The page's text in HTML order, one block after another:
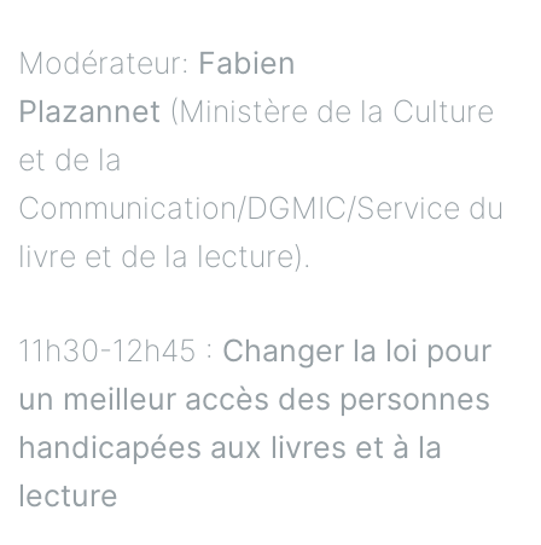
Modérateur: Fabien
Plazannet (Ministère de la Culture
et de la
Communication/DGMIC/Service du
livre et de la lecture).
11h30-12h45 : Changer la loi pour
un meilleur accès des personnes
handicapées aux livres et à la
lecture